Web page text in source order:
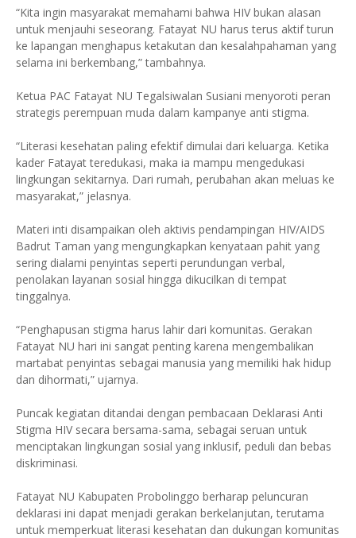
“Kita ingin masyarakat memahami bahwa HIV bukan alasan
untuk menjauhi seseorang. Fatayat NU harus terus aktif turun
ke lapangan menghapus ketakutan dan kesalahpahaman yang
selama ini berkembang,” tambahnya.
Ketua PAC Fatayat NU Tegalsiwalan Susiani menyoroti peran
strategis perempuan muda dalam kampanye anti stigma.
“Literasi kesehatan paling efektif dimulai dari keluarga. Ketika
kader Fatayat teredukasi, maka ia mampu mengedukasi
lingkungan sekitarnya. Dari rumah, perubahan akan meluas ke
masyarakat,” jelasnya.
Materi inti disampaikan oleh aktivis pendampingan HIV/AIDS
Badrut Taman yang mengungkapkan kenyataan pahit yang
sering dialami penyintas seperti perundungan verbal,
penolakan layanan sosial hingga dikucilkan di tempat
tinggalnya.
“Penghapusan stigma harus lahir dari komunitas. Gerakan
Fatayat NU hari ini sangat penting karena mengembalikan
martabat penyintas sebagai manusia yang memiliki hak hidup
dan dihormati,” ujarnya.
Puncak kegiatan ditandai dengan pembacaan Deklarasi Anti
Stigma HIV secara bersama-sama, sebagai seruan untuk
menciptakan lingkungan sosial yang inklusif, peduli dan bebas
diskriminasi.
Fatayat NU Kabupaten Probolinggo berharap peluncuran
deklarasi ini dapat menjadi gerakan berkelanjutan, terutama
untuk memperkuat literasi kesehatan dan dukungan komunitas